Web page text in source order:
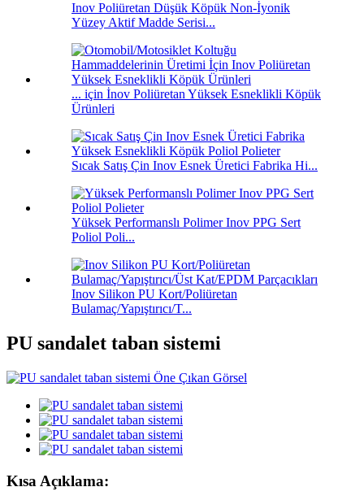
Inov Poliüretan Düşük Köpük Non-İyonik
Yüzey Aktif Madde Serisi...
... için İnov Poliüretan Yüksek Esneklikli Köpük
Ürünleri
Sıcak Satış Çin Inov Esnek Üretici Fabrika Hi...
Yüksek Performanslı Polimer Inov PPG Sert
Poliol Poli...
Inov Silikon PU Kort/Poliüretan
Bulamaç/Yapıştırıcı/T...
PU sandalet taban sistemi
Kısa Açıklama: